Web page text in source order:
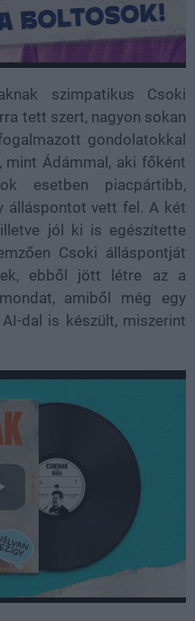
szimpatikus Csoki
tett szert, nagyon sokan
gondolatokkal
, mint Ádámmal, aki főként
esetben piacpártibb,
álláspontot vett fel. A két
jól ki is egészítette
Csoki álláspontját
ebből jött létre az a
amiből még egy
dal is készült, miszerint